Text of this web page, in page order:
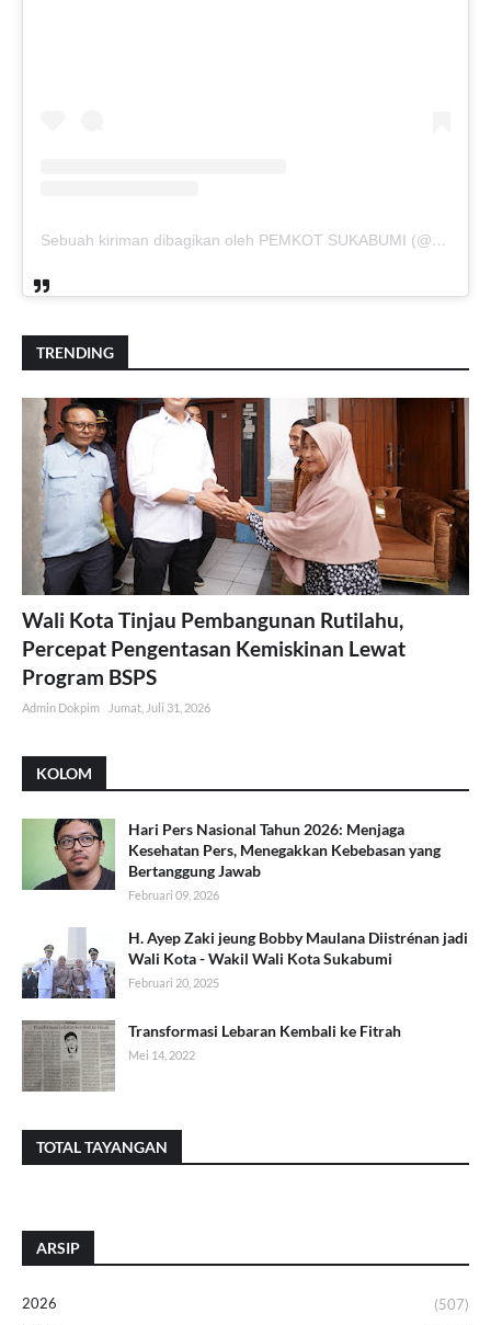
Sebuah kiriman dibagikan oleh PEMKOT SUKABUMI (@pemkotsukabumi_)
TRENDING
Wali Kota Tinjau Pembangunan Rutilahu,
Percepat Pengentasan Kemiskinan Lewat
Program BSPS
Admin Dokpim Jumat, Juli 31, 2026
KOLOM
Hari Pers Nasional Tahun 2026: Menjaga
Kesehatan Pers, Menegakkan Kebebasan yang
Bertanggung Jawab
Februari 09, 2026
H. Ayep Zaki jeung Bobby Maulana Diistrénan jadi
Wali Kota - Wakil Wali Kota Sukabumi
Februari 20, 2025
Transformasi Lebaran Kembali ke Fitrah
Mei 14, 2022
TOTAL TAYANGAN
ARSIP
2026
(507)